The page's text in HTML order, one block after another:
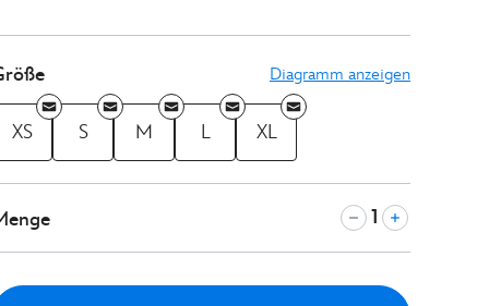
Diagramm anzeigen
XS S M L XL